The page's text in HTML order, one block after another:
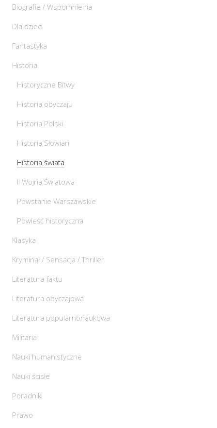
Biografie / Wspomnienia
Dla dzieci
Fantastyka
Historia
Historyczne Bitwy
Historia obyczaju
Historia Polski
Historia Słowian
Historia świata
II Wojna Światowa
Powstanie Warszawskie
Powieść historyczna
Klasyka
Kryminał / Sensacja / Thriller
Literatura faktu
Literatura obyczajowa
Literatura popularnonaukowa
Militaria
Nauki humanistyczne
Nauki ścisłe
Poradniki
Prawo